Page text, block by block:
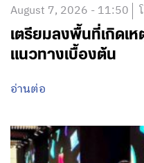
August 7, 2026 - 11:50
เตรียมลงพื้นที่เกิดเ
แนวทางเบื้องต้น
อ่านต่อ